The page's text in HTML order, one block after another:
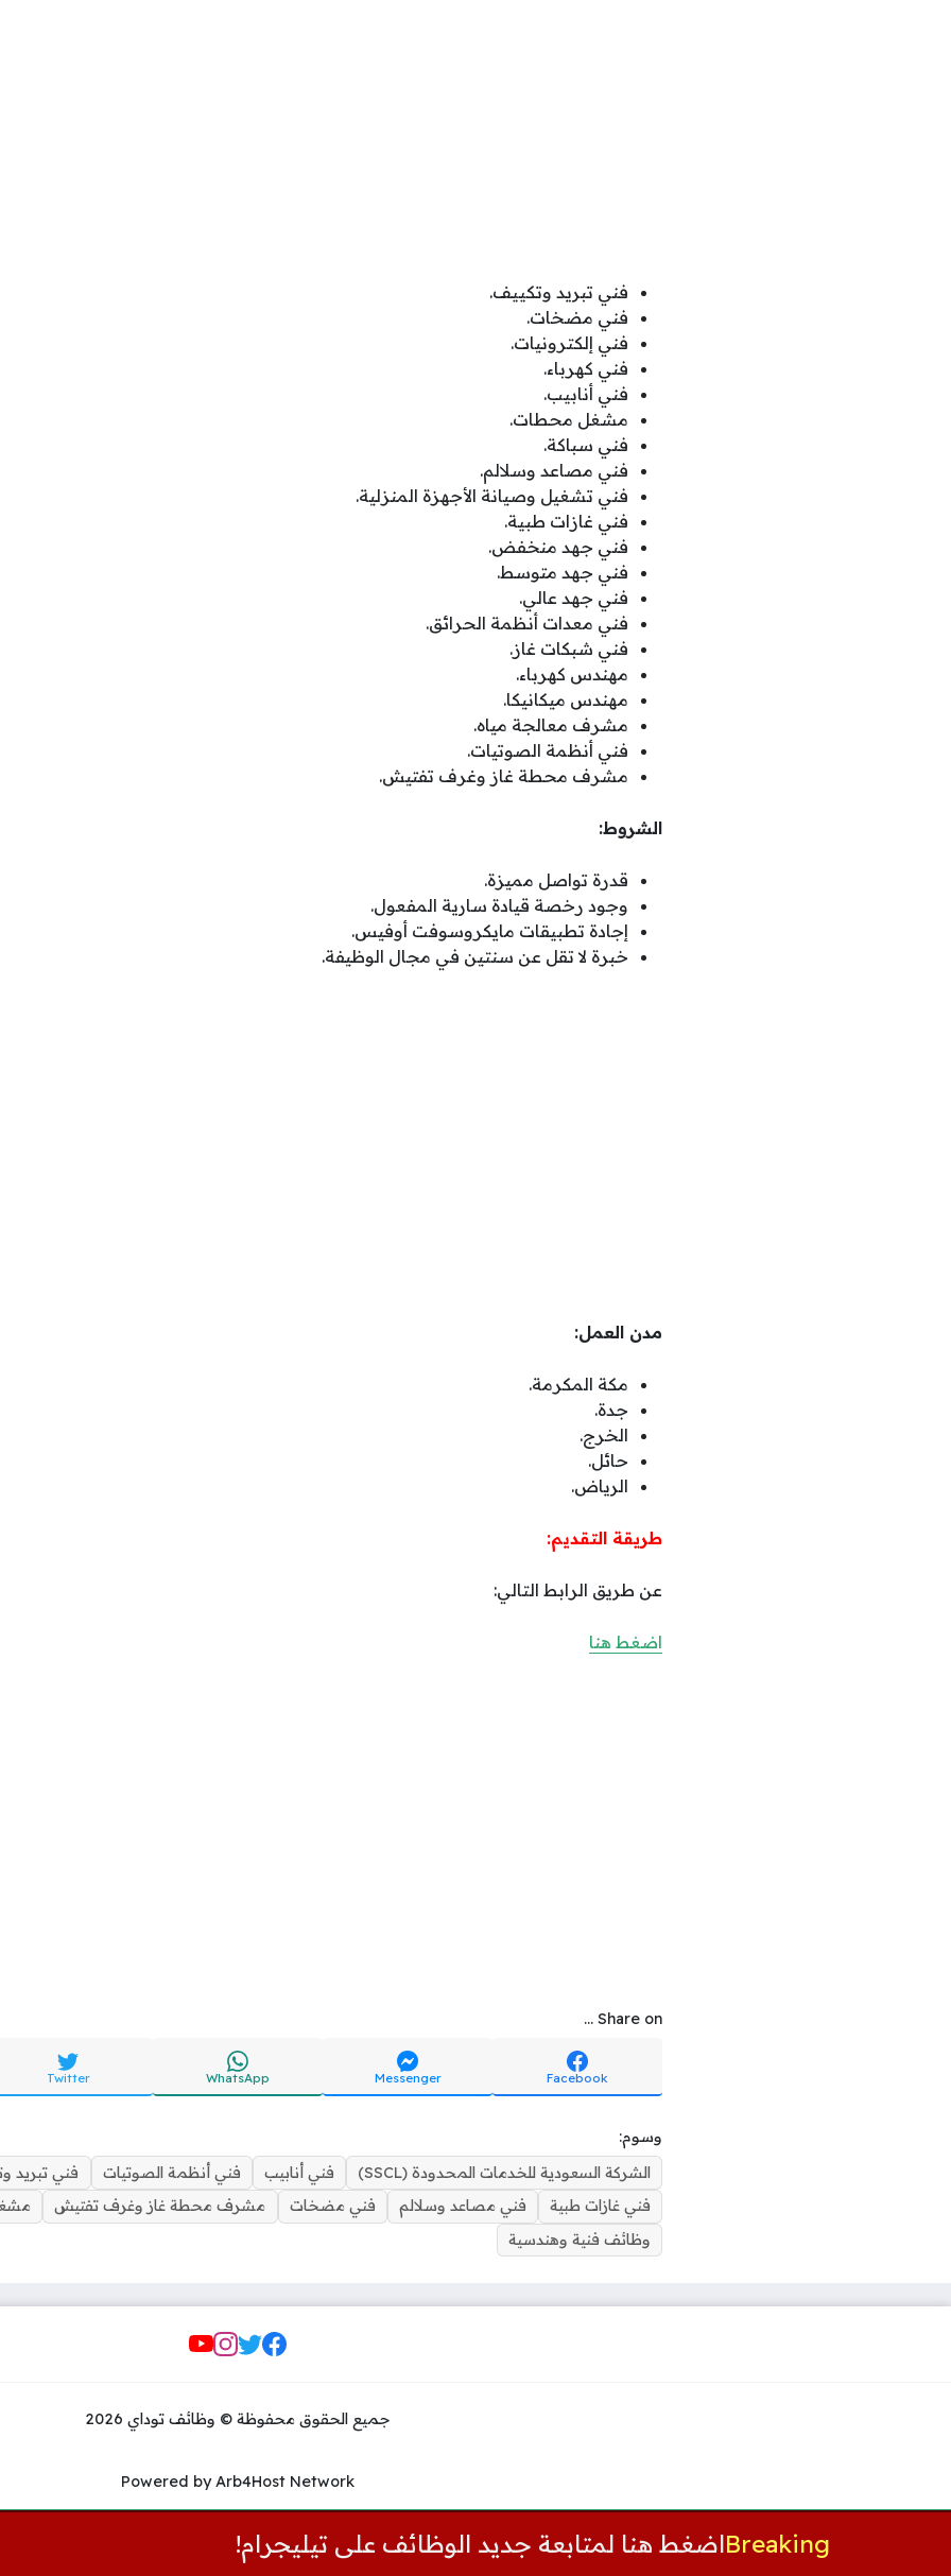
فني تبريد وتكييف.
فني مضخات.
فني إلكترونيات.
فني كهرباء.
فني أنابيب.
مشغل محطات.
فني سباكة.
فني مصاعد وسلالم.
فني تشغيل وصيانة الأجهزة المنزلية.
فني غازات طبية.
فني جهد منخفض.
فني جهد متوسط.
فني جهد عالي.
فني معدات أنظمة الحرائق.
فني شبكات غاز.
مهندس كهرباء.
مهندس ميكانيكا.
مشرف معالجة مياه.
فني أنظمة الصوتيات.
مشرف محطة غاز وغرف تفتيش.
الشروط:
قدرة تواصل مميزة.
وجود رخصة قيادة سارية المفعول.
إجادة تطبيقات مايكروسوفت أوفيس.
خبرة لا تقل عن سنتين في مجال الوظيفة.
مدن العمل:
مكة المكرمة.
جدة.
الخرج.
حائل.
الرياض.
طريقة التقديم:
عن طريق الرابط التالي:
اضغط هنا
Share on ...
Facebook
Messenger
WhatsApp
Twitter
وسوم:
الشركة السعودية للخدمات المحدودة (SSCL)
فني أنابيب فني أنظمة الصوتيات
فني تبريد
فني غازات طبية
فني مصاعد وسلالم فني مضخات مشرف محطة غاز وغرف تفتيش
وظائف فنية وهندسية
Social Links
جميع الحقوق محفوظة © وظائف توداي 2026
Powered by Arb4Host Network
Breakingاضغط هنا لمتابعة جديد الوظائف على تيليجرام!